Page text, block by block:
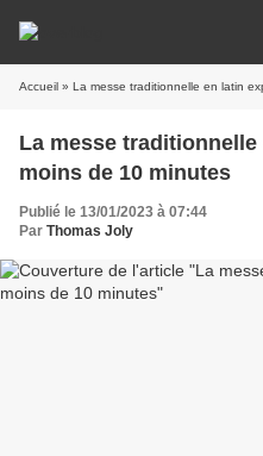
Accueil » La messe traditionnelle en latin
La messe
moins de 10 minutes
Publié le 13/01/2023 à 07:44
Par Thomas Joly